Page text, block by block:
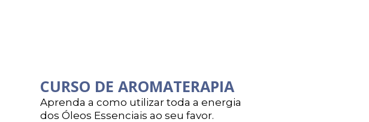
CURSO DE AROMATERAPIA
Aprenda a como utilizar toda a energia
dos Óleos Essenciais ao seu favor.